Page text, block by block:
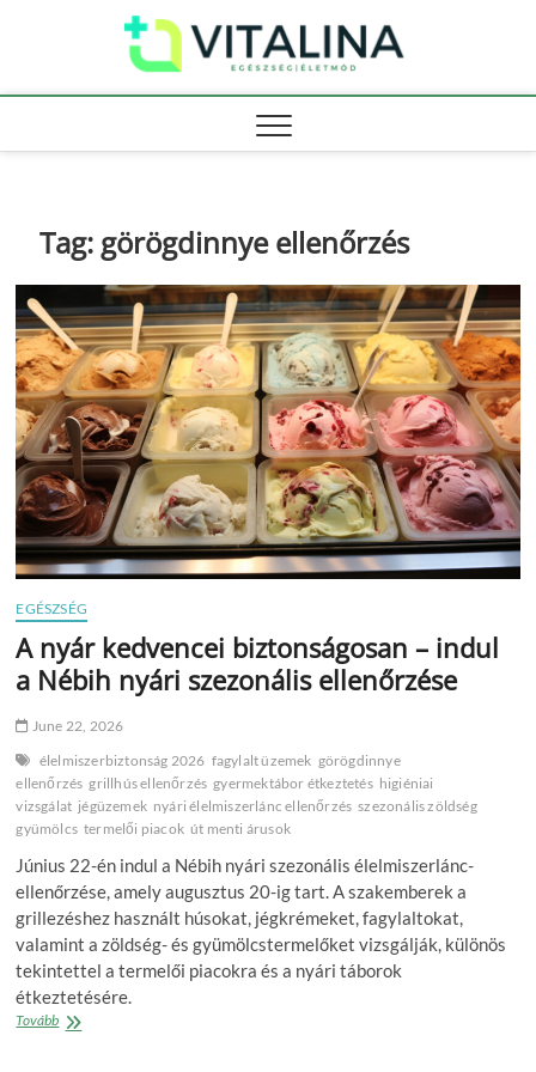
Tag: görögdinnye ellenőrzés
EGÉSZSÉG
A nyár kedvencei biztonságosan – indul
a Nébih nyári szezonális ellenőrzése
June 22, 2026
élelmiszerbiztonság 2026 fagylalt üzemek görögdinnye
ellenőrzés grillhús ellenőrzés gyermektábor étkeztetés higiéniai
vizsgálat jégüzemek nyári élelmiszerlánc ellenőrzés szezonális zöldség
gyümölcs termelői piacok út menti árusok
Június 22-én indul a Nébih nyári szezonális élelmiszerlánc-
ellenőrzése, amely augusztus 20-ig tart. A szakemberek a
grillezéshez használt húsokat, jégkrémeket, fagylaltokat,
valamint a zöldség- és gyümölcstermelőket vizsgálják, különös
tekintettel a termelői piacokra és a nyári táborok
étkeztetésére.
TovábbA